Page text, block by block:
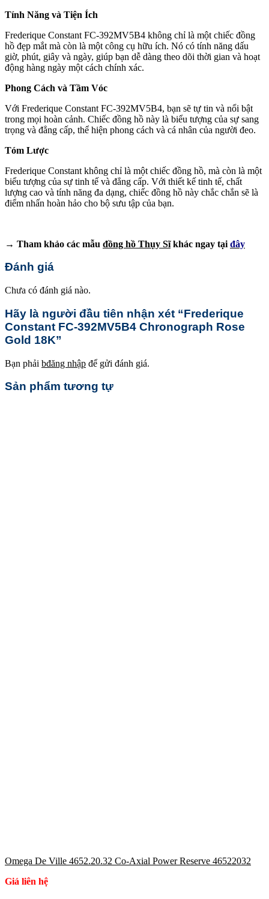
Tính Năng và Tiện Ích
Frederique Constant FC-392MV5B4 không chỉ là một chiếc đồng
hồ đẹp mắt mà còn là một công cụ hữu ích. Nó có tính năng dấu
giờ, phút, giây và ngày, giúp bạn dễ dàng theo dõi thời gian và hoạt
động hàng ngày một cách chính xác.
Phong Cách và Tầm Vóc
Với Frederique Constant FC-392MV5B4, bạn sẽ tự tin và nổi bật
trong mọi hoàn cảnh. Chiếc đồng hồ này là biểu tượng của sự sang
trọng và đẳng cấp, thể hiện phong cách và cá nhân của người đeo.
Tóm Lược
Frederique Constant không chỉ là một chiếc đồng hồ, mà còn là một
biểu tượng của sự tinh tế và đẳng cấp. Với thiết kế tinh tế, chất
lượng cao và tính năng đa dạng, chiếc đồng hồ này chắc chắn sẽ là
điểm nhấn hoàn hảo cho bộ sưu tập của bạn.
→ Tham khảo các mẫu đồng hồ Thụy Sĩkhác ngay tại đây
Đánh giá
Chưa có đánh giá nào.
Hãy là người đầu tiên nhận xét “Frederique
Constant FC-392MV5B4 Chronograph Rose
Gold 18K”
Bạn phải bđăng nhập để gửi đánh giá.
Sản phẩm tương tự
Omega De Ville 4652.20.32 Co-Axial Power Reserve 46522032
Giá liên hệ